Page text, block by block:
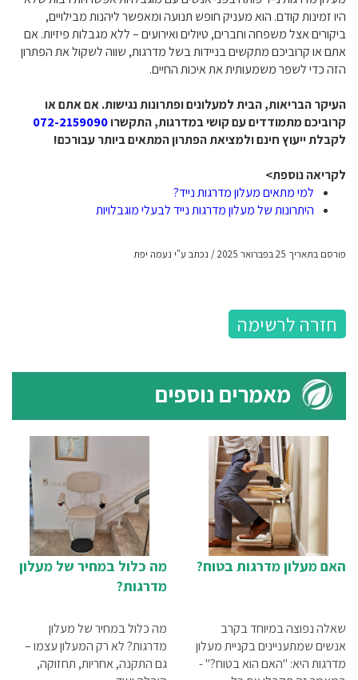
היו זמינות קודם. הוא מעניק חופש תנועה ומאפשר ליהנות מבילויים,
ביקורים אצל משפחה וחברים, טיולים ואירועים – ללא מגבלות פיזיות. אם
אתם או קרוביכם מתקשים בניידות בשל מדרגות, שווה לשקול את הפתרון
הזה כדי לשפר משמעותית את איכות החיים.
העיקר הבריאות, הבית למעלונים ופתרונות נגישות.אם אתם או
קרוביכם מתמודדים עם קושי במדרגות, התקשרו072-2159090
לקבלת ייעוץ חינם ולמציאת הפתרון המתאים ביותר עבורכם!
לקריאה נוספת>
למי מתאים מעלון מדרגות נייד?
היתרונות של מעלון מדרגות נייד לבעלי מוגבלויות
פורסם בתאריך 25 בפברואר 2025 / נכתב ע"י נעמה יפת
חזרה לרשימה
מאמרים נוספים
מה כלול במחיר של מעלון
מדרגות?
מה כלול במחיר של מעלון
מדרגות? לא רק המעלון עצמו –
גם התקנה, אחריות, תחזוקה,
האם מעלון מדרגות בטוח?
שאלה נפוצה במיוחד בקרב
אנשים שמתעניינים בקניית מעלון
מדרגות היא: "האם הוא בטוח?" -